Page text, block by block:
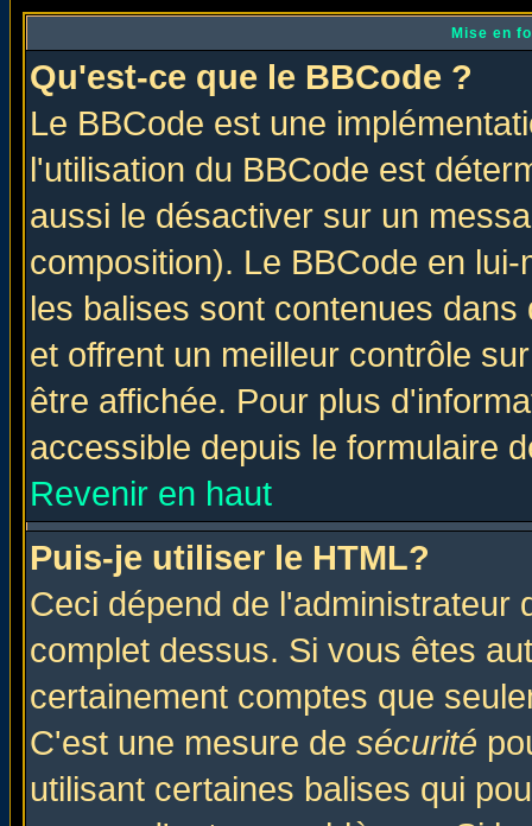
Mise en
Qu'est-ce que le BBCode ?
Le BBCode est une
l'utilisation du BBCode est
aussi le désactiver sur un
composition). Le BBCode en
les balises sont contenues
et offrent un meilleur contrôle
être affichée. Pour plus
accessible depuis le formulaire
Revenir en haut
Puis-je utiliser le HTML?
Ceci dépend de l'administrateur
complet dessus. Si vous êtes
certainement comptes que
C'est une mesure de sécurité
utilisant certaines balises qui